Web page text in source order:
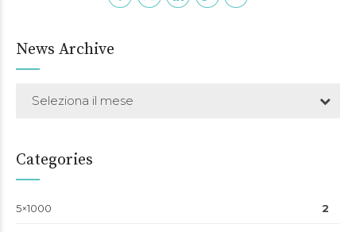
News Archive
Seleziona il mese
Categories
5×1000 2